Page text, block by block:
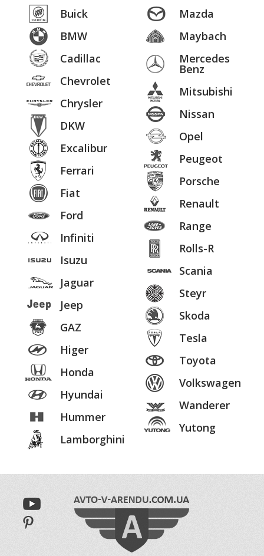
Buick
BMW
Cadillac
Chevrolet
Chrysler
DKW
Excalibur
Ferrari
Fiat
Ford
Infiniti
Isuzu
Jaguar
Jeep
GAZ
Higer
Honda
Hyundai
Hummer
Lamborghini
Mazda
Maybach
Mercedes
Benz
Mitsubishi
Nissan
Opel
Peugeot
Porsche
Renault
Range
Rolls-R
Scania
Steyr
Skoda
Tesla
Toyota
Volkswagen
Wanderer
Yutong